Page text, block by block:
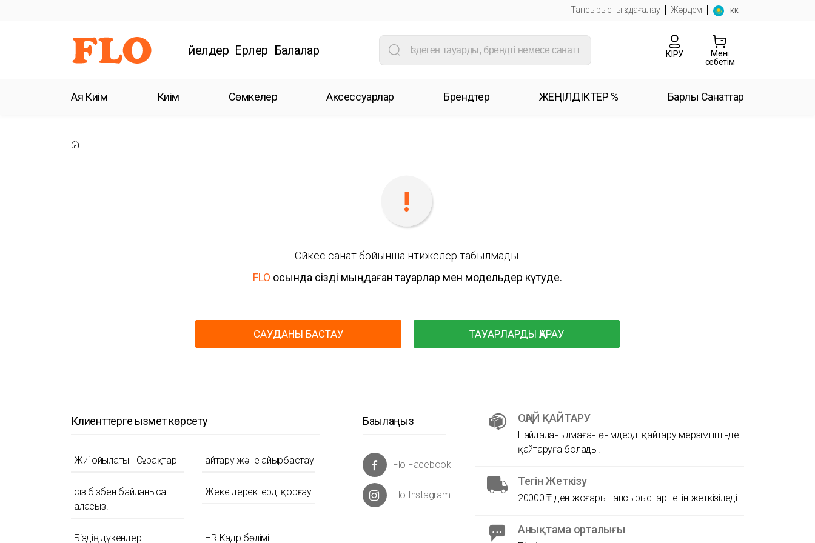
Тапсырысты қадағалау Жәрдем KK
Әйелдер Ерлер Балалар КІРУ
Менің
себетім
Аяқ Киім Киім Сөмкелер Аксессуарлар Брендтер ЖЕҢІЛДІКТЕР % Барлық Санаттар
Сәйкес санат бойынша нәтижелер табылмады.
FLO осында сізді мыңдаған тауарлар мен модельдер күтуде.
САУДАНЫ БАСТАУ ТАУАРЛАРДЫ ҚАРАУ
Клиенттерге қызмет көрсету
Жиі Қойылатын Сұрақтар Қайтару және айырбастау
сіз бізбен байланыса
аласыз.
Жеке деректерді қорғау
Біздің дүкендер HR Кадр бөлімі
Бақылаңыз
Flo Facebook
Flo Instagram
ОҢАЙ ҚАЙТАРУ
Пайдаланылмаған өнімдерді қайтару мерзімі ішінде
қайтаруға болады.
Тегін Жеткізу
20000 ₸ ден жоғары тапсырыстар тегін жеткізіледі.
Анықтама орталығы